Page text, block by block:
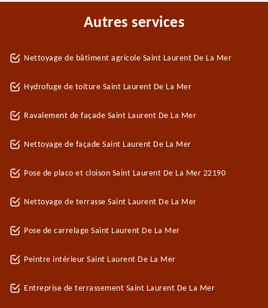
Autres services
Nettoyage de bâtiment agricole Saint Laurent De La Mer
Hydrofuge de toiture Saint Laurent De La Mer
Ravalement de façade Saint Laurent De La Mer
Nettoyage de façade Saint Laurent De La Mer
Pose de placo et cloison Saint Laurent De La Mer 22190
Nettoyage de terrasse Saint Laurent De La Mer
Pose de carrelage Saint Laurent De La Mer
Peintre intérieur Saint Laurent De La Mer
Entreprise de terrassement Saint Laurent De La Mer